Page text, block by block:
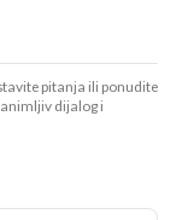
pitanja ili ponudite
dijalog i